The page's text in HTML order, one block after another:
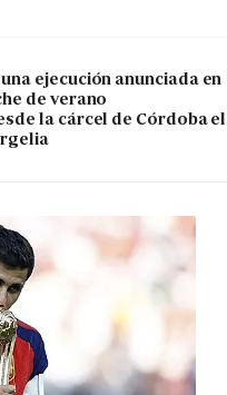
ejecución anunciada en
de verano
la cárcel de Córdoba el